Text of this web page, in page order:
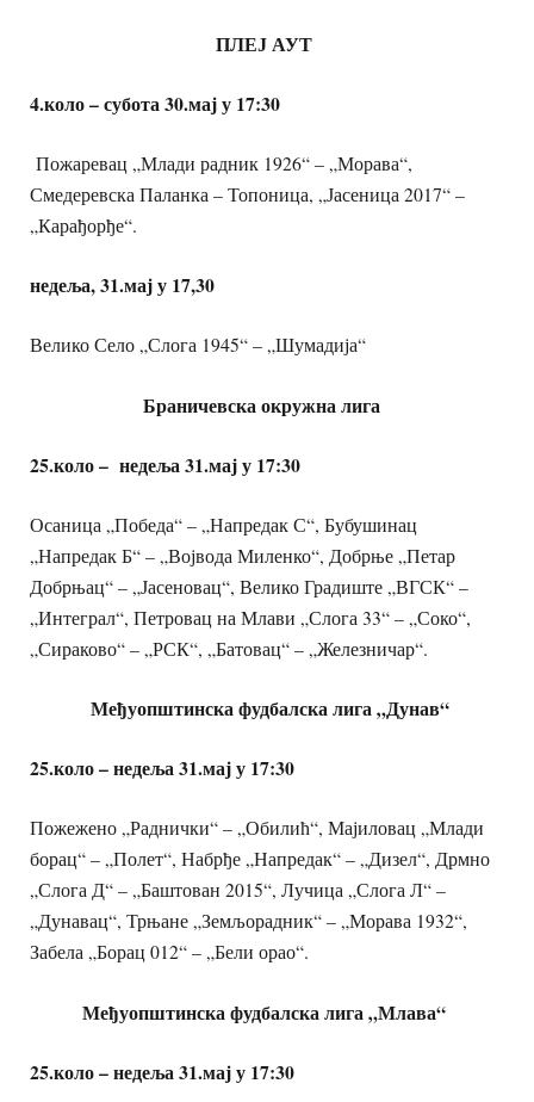
ПЛЕЈ АУТ
4.коло – субота 30.мај у 17:30
Пожаревац „Млади радник 1926“ – „Морава“,
Смедеревска Паланка – Топоница, „Јасеница 2017“ –
„Карађорђе“.
недеља, 31.мај у 17,30
Велико Село „Слога 1945“ – „Шумадија“
Браничевска окружна лига
25.коло – недеља 31.мај у 17:30
Осаница „Победа“ – „Напредак С“, Бубушинац
„Напредак Б“ – „Војвода Миленко“, Добрње „Петар
Добрњац“ – „Јасеновац“, Велико Градиште „ВГСК“ –
„Интеграл“, Петровац на Млави „Слога 33“ – „Соко“,
„Сираково“ – „РСК“, „Батовац“ – „Железничар“.
Међуопштинска фудбалска лига „Дунав“
25.коло – недеља 31.мај у 17:30
Пожежено „Раднички“ – „Обилић“, Мајиловац „Млади
борац“ – „Полет“, Набрђе „Напредак“ – „Дизел“, Дрмно
„Слога Д“ – „Баштован 2015“, Лучица „Слога Л“ –
„Дунавац“, Трњане „Земљорадник“ – „Морава 1932“,
Забела „Борац 012“ – „Бели орао“.
Међуопштинска фудбалска лига „Млава“
25.коло – недеља 31.мај у 17:30